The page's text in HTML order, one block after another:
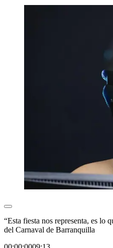
“Esta fiesta nos representa, es lo
del Carnaval de Barranquilla